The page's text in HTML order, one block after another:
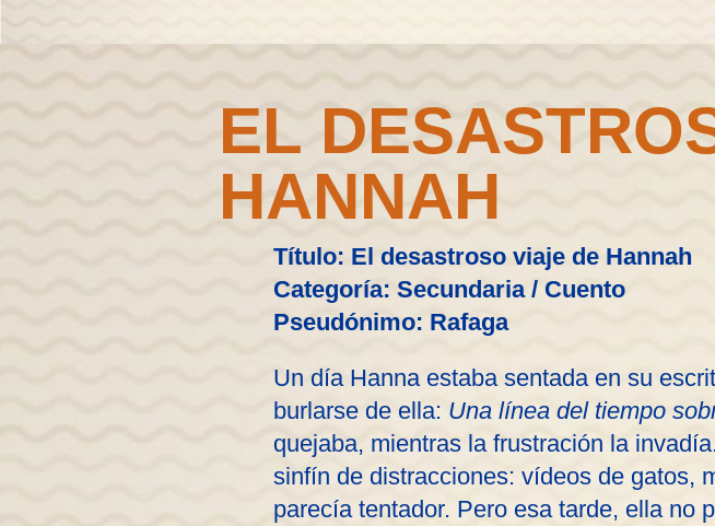
EL
HANNAH
Título: El desastroso viaje de Hannah
Categoría: Secundaria / Cuento
Pseudónimo: Rafaga
Un día Hanna estaba sentada en su
burlarse de ella: Una línea del tiempo
quejaba, mientras la frustración la
sinfín de distracciones: vídeos de gatos,
parecía tentador. Pero esa tarde, ella no